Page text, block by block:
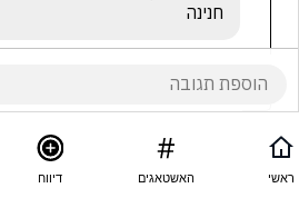
חנינה
אפולו קריד
ראשי האשטאגים דיווח